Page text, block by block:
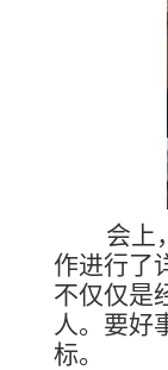
会上，
作进行了
不仅仅是
人。要好
标。